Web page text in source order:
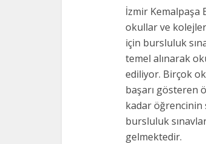
İzmir Kemalpaşa
okullar ve
için bursluluk
temel alınarak
ediliyor. Birçok
başarı gösteren
kadar öğrencinin
bursluluk
gelmektedir.